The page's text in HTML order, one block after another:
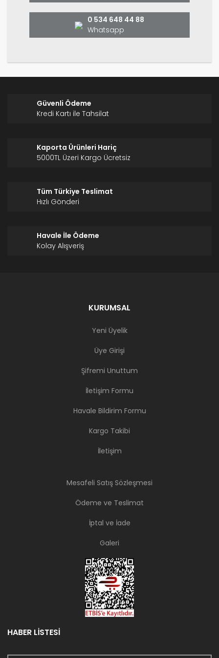
0 534 648 44 88
Whatsapp
Güvenli Ödeme
Kredi Kartı ile Tahsilat
Kaporta Ürünleri Hariç
5000TL Üzeri Kargo Ücretsiz
Tüm Türkiye Teslimat
Hızlı Gönderi
Havale İle Ödeme
Kolay Alışveriş
KURUMSAL
Yeni Üyelik
Üye Girişi
Şifremi Unuttum
İletişim Formu
Havale Bildirim Formu
Kargo Takibi
İletişim
Mesafeli Satış Sözleşmesi
Ödeme ve Teslimat
İptal ve İade
Galeri
HABER LİSTESİ